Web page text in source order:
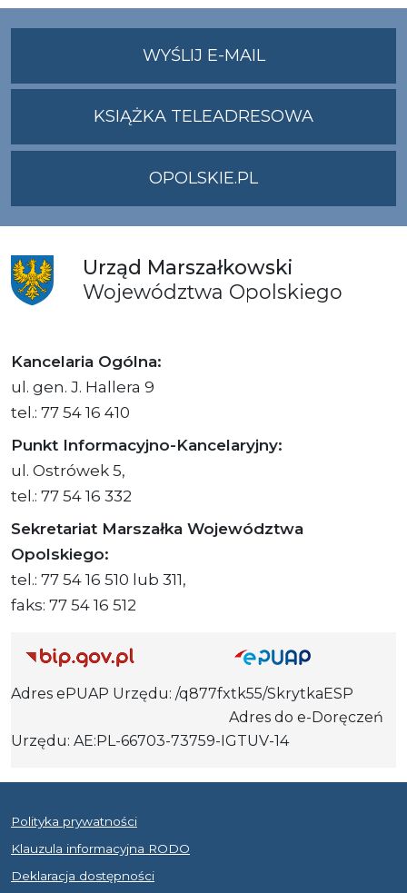
WYŚLIJ E-MAILNA
ADRES
KSIĄŻKA TELEADRESOWA
OPOLSKIE.PL
Urząd Marszałkowski
Województwa Opolskiego
Kancelaria Ogólna:
ul. gen. J. Hallera 9
tel.: 77 54 16 410
Punkt Informacyjno-Kancelaryjny:
ul. Ostrówek 5,
tel.: 77 54 16 332
Sekretariat Marszałka Województwa
Opolskiego:
tel.: 77 54 16 510 lub 311,
faks: 77 54 16 512
Adres ePUAP Urzędu: /q877fxtk55/SkrytkaESP
Adres do e-Doręczeń
Urzędu: AE:PL-66703-73759-IGTUV-14
Polityka prywatności
Klauzula informacyjna RODO
Deklaracja dostępności